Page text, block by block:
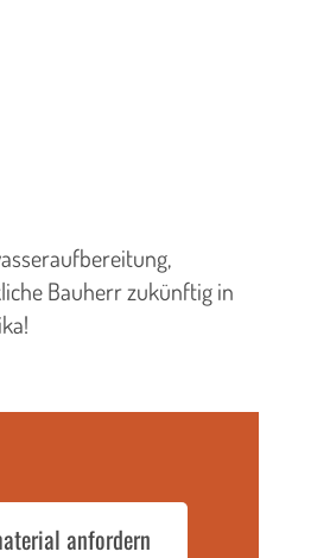
Bauherr zukünftig in
anfordern